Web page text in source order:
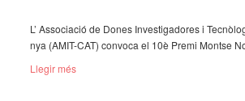
L’ Asso­ci­a­ció de Dones Inves­ti­ga­do­res i
nya (AMIT-CAT) convoca el 10è Premi Montse
Llegir més